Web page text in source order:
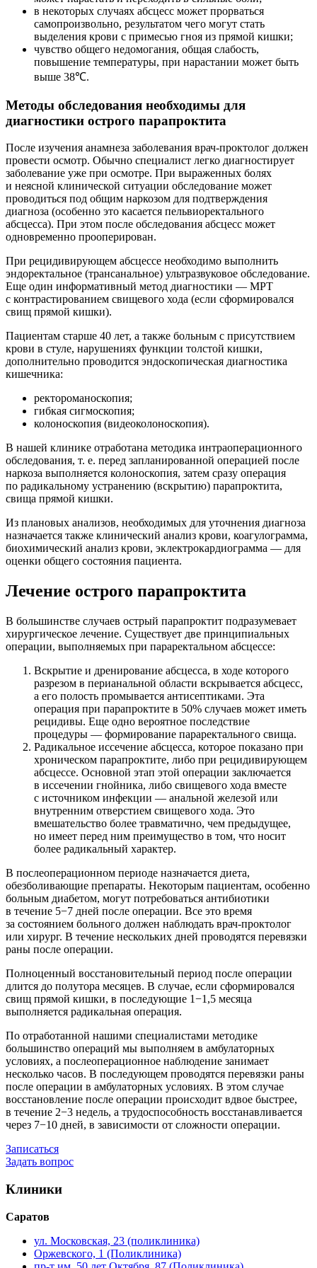
в некоторых случаях абсцесс может прорваться
самопроизвольно, результатом чего могут стать
выделения крови с примесью гноя из прямой кишки;
чувство общего недомогания, общая слабость,
повышение температуры, при нарастании может быть
выше 38℃.
Методы обследования необходимы для
диагностики острого парапроктита
После изучения анамнеза заболевания врач-проктолог должен
провести осмотр. Обычно специалист легко диагностирует
заболевание уже при осмотре. При выраженных болях
и неясной клинической ситуации обследование может
проводиться под общим наркозом для подтверждения
диагноза (особенно это касается пельвиоректального
абсцесса). При этом после обследования абсцесс может
одновременно прооперирован.
При рецидивирующем абсцессе необходимо выполнить
эндоректальное (трансанальное) ультразвуковое обследование.
Еще один информативный метод диагностики — МРТ
с контрастированием свищевого хода (если сформировался
свищ прямой кишки).
Пациентам старше 40 лет, а также больным с присутствием
крови в стуле, нарушениях функции толстой кишки,
дополнительно проводится эндоскопическая диагностика
кишечника:
ректороманоскопия;
гибкая сигмоскопия;
колоноскопия (видеоколоноскопия).
В нашей клинике отработана методика интраоперационного
обследования, т. е. перед запланированной операцией после
наркоза выполняется колоноскопия, затем сразу операция
по радикальному устранению (вскрытию) парапроктита,
свища прямой кишки.
Из плановых анализов, необходимых для уточнения диагноза
назначается также клинический анализ крови, коагулограмма,
биохимический анализ крови, эклектрокардиограмма — для
оценки общего состояния пациента.
Лечение острого парапроктита
В большинстве случаев острый парапроктит подразумевает
хирургическое лечение. Существует две принципиальных
операции, выполняемых при параректальном абсцессе:
Вскрытие и дренирование абсцесса, в ходе которого
разрезом в перианальной области вскрывается абсцесс,
а его полость промывается антисептиками. Эта
операция при парапроктите в 50% случаев может иметь
рецидивы. Еще одно вероятное последствие
процедуры — формирование параректального свища.
Радикальное иссечение абсцесса, которое показано при
хроническом парапроктите, либо при рецидивирующем
абсцессе. Основной этап этой операции заключается
в иссечении гнойника, либо свищевого хода вместе
с источником инфекции — анальной железой или
внутренним отверстием свищевого хода. Это
вмешательство более травматично, чем предыдущее,
но имеет перед ним преимущество в том, что носит
более радикальный характер.
В послеоперационном периоде назначается диета,
обезболивающие препараты. Некоторым пациентам, особенно
больным диабетом, могут потребоваться антибиотики
в течение 5−7 дней после операции. Все это время
за состоянием больного должен наблюдать врач-проктолог
или хирург. В течение нескольких дней проводятся перевязки
раны после операции.
Полноценный восстановительный период после операции
длится до полутора месяцев. В случае, если сформировался
свищ прямой кишки, в последующие 1−1,5 месяца
выполняется радикальная операция.
По отработанной нашими специалистами методике
большинство операций мы выполняем в амбулаторных
условиях, а послеоперационное наблюдение занимает
несколько часов. В последующем проводятся перевязки раны
после операции в амбулаторных условиях. В этом случае
восстановление после операции происходит вдвое быстрее,
в течение 2−3 недель, а трудоспособность восстанавливается
через 7−10 дней, в зависимости от сложности операции.
Записаться
Задать вопрос
Клиники
Саратов
ул. Московская, 23 (поликлиника)
Оржевского, 1 (Поликлиника)